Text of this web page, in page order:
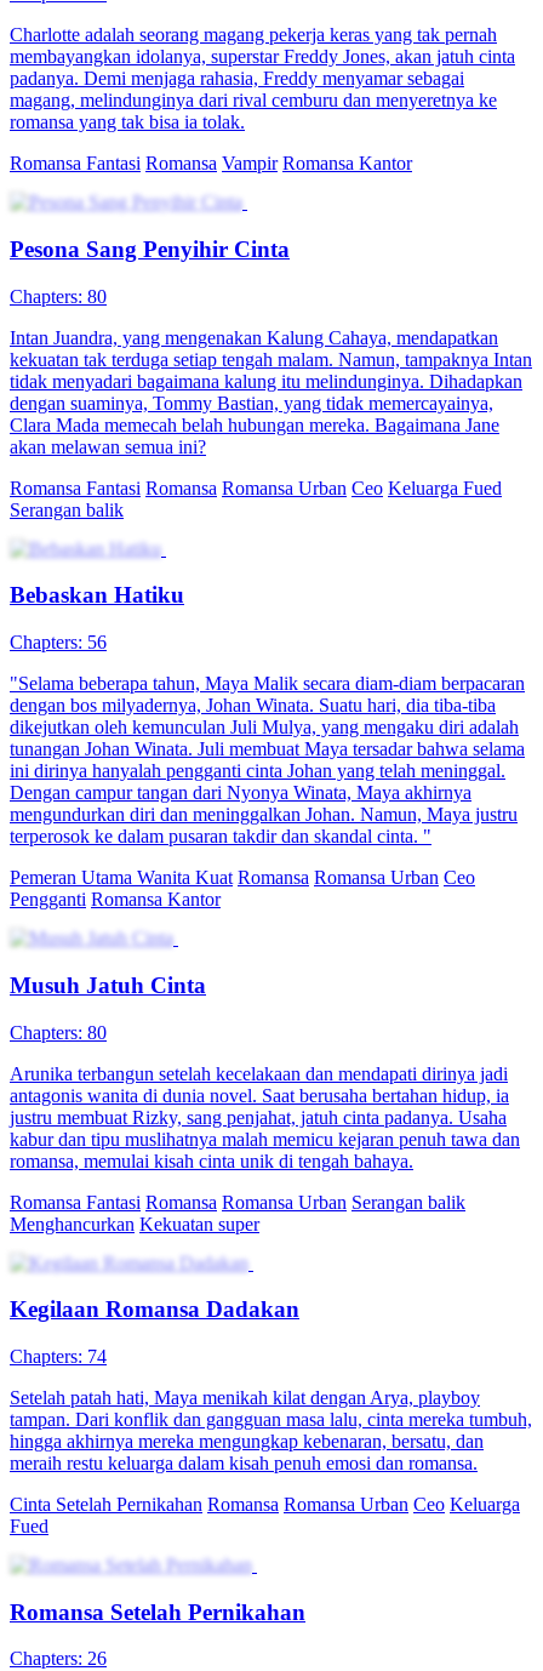
Charlotte adalah seorang magang pekerja keras yang tak pernah
membayangkan idolanya, superstar Freddy Jones, akan jatuh cinta
padanya. Demi menjaga rahasia, Freddy menyamar sebagai
magang, melindunginya dari rival cemburu dan menyeretnya ke
romansa yang tak bisa ia tolak.
Romansa Fantasi Romansa Vampir Romansa Kantor
Pesona Sang Penyihir Cinta
Chapters: 80
Intan Juandra, yang mengenakan Kalung Cahaya, mendapatkan
kekuatan tak terduga setiap tengah malam. Namun, tampaknya Intan
tidak menyadari bagaimana kalung itu melindunginya. Dihadapkan
dengan suaminya, Tommy Bastian, yang tidak memercayainya,
Clara Mada memecah belah hubungan mereka. Bagaimana Jane
akan melawan semua ini?
Romansa Fantasi Romansa Romansa Urban Ceo Keluarga Fued
Serangan balik
Bebaskan Hatiku
Chapters: 56
"Selama beberapa tahun, Maya Malik secara diam-diam berpacaran
dengan bos milyadernya, Johan Winata. Suatu hari, dia tiba-tiba
dikejutkan oleh kemunculan Juli Mulya, yang mengaku diri adalah
tunangan Johan Winata. Juli membuat Maya tersadar bahwa selama
ini dirinya hanyalah pengganti cinta Johan yang telah meninggal.
Dengan campur tangan dari Nyonya Winata, Maya akhirnya
mengundurkan diri dan meninggalkan Johan. Namun, Maya justru
terperosok ke dalam pusaran takdir dan skandal cinta. "
Pemeran Utama Wanita Kuat Romansa Romansa Urban Ceo
Pengganti Romansa Kantor
Musuh Jatuh Cinta
Chapters: 80
Arunika terbangun setelah kecelakaan dan mendapati dirinya jadi
antagonis wanita di dunia novel. Saat berusaha bertahan hidup, ia
justru membuat Rizky, sang penjahat, jatuh cinta padanya. Usaha
kabur dan tipu muslihatnya malah memicu kejaran penuh tawa dan
romansa, memulai kisah cinta unik di tengah bahaya.
Romansa Fantasi Romansa Romansa Urban Serangan balik
Menghancurkan Kekuatan super
Kegilaan Romansa Dadakan
Chapters: 74
Setelah patah hati, Maya menikah kilat dengan Arya, playboy
tampan. Dari konflik dan gangguan masa lalu, cinta mereka tumbuh,
hingga akhirnya mereka mengungkap kebenaran, bersatu, dan
meraih restu keluarga dalam kisah penuh emosi dan romansa.
Cinta Setelah Pernikahan Romansa Romansa Urban Ceo Keluarga
Fued
Romansa Setelah Pernikahan
Chapters: 26